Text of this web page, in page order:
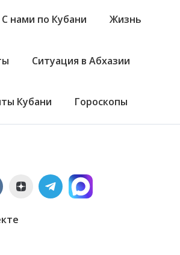
С нами по Кубани Жизнь
Ситуация в Абхазии
Кубани Гороскопы